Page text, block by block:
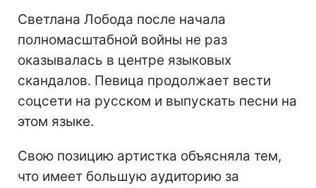
Светлана Лобода после начала
полномасштабной войны не раз
оказывалась в центре языковых
скандалов. Певица продолжает вести
соцсети на русском и выпускать песни на
этом языке.
Свою позицию артистка объясняла тем,
что имеет большую аудиторию за